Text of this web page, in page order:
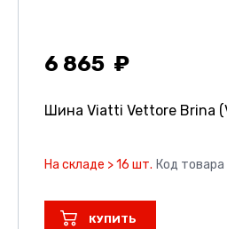
6 865
Шина Viatti Vettore Brina
На складе > 16 шт. Код
КУПИТЬ